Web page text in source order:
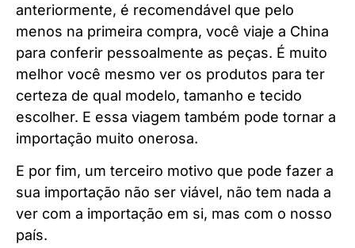
anteriormente, é recomendável que pelo
menos na primeira compra, você viaje a China
para conferir pessoalmente as peças. É muito
melhor você mesmo ver os produtos para ter
certeza de qual modelo, tamanho e tecido
escolher. E essa viagem também pode tornar a
importação muito onerosa.
E por fim, um terceiro motivo que pode fazer a
sua importação não ser viável, não tem nada a
ver com a importação em si, mas com o nosso
país.